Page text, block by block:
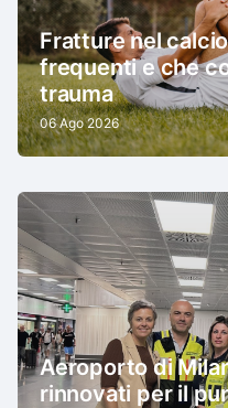
Fratture nel
frequenti e che
trauma
06 Ago 2026
Aeroporto di
rinnovati per il